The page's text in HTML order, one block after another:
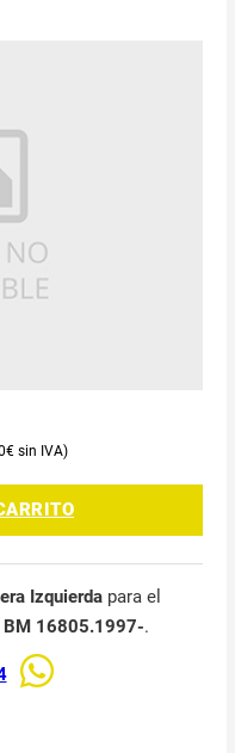
€
Izquierdapara el
BM 16805.1997-.